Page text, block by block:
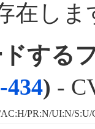
在しま
する
434) -
PR:N/UI:N/